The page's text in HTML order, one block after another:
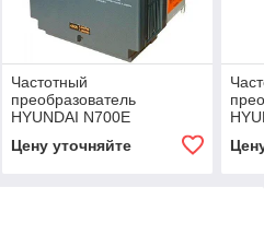
Частотный
преобразователь
HYUNDAI N700E
Цену уточняйте